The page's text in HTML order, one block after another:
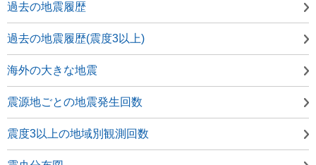
過去の地震履歴
過去の地震履歴(震度3以上)
海外の大きな地震
震源地ごとの地震発生回数
震度3以上の地域別観測回数